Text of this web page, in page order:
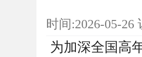
时间:2026-05-26
为加深全国高